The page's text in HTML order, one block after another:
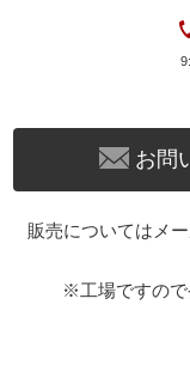
お問
販売についてはメ
※工場ですので